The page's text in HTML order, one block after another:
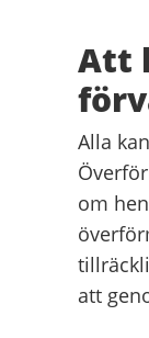
Att
Alla
om
att